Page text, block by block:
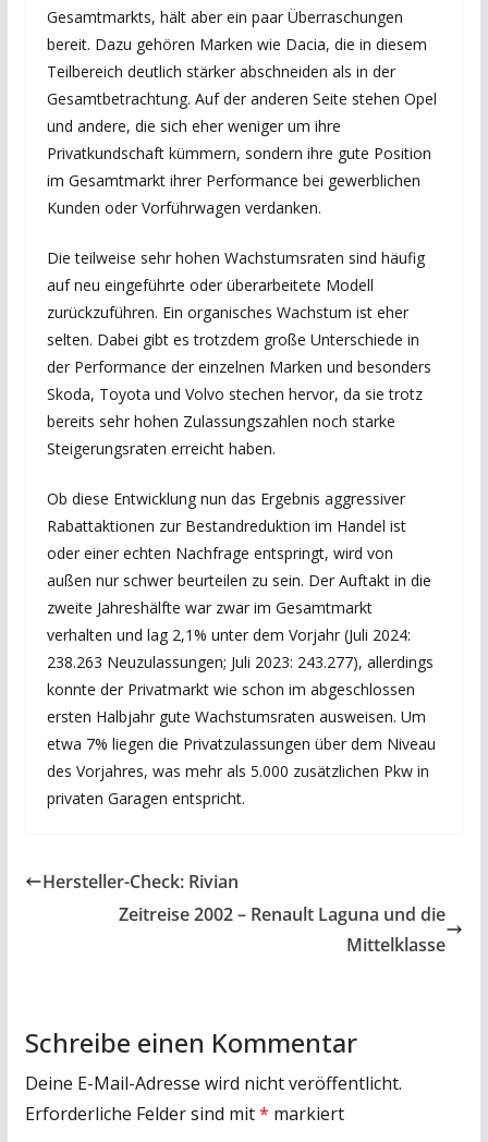
Gesamtmarkts, hält aber ein paar Überraschungen
bereit. Dazu gehören Marken wie Dacia, die in diesem
Teilbereich deutlich stärker abschneiden als in der
Gesamtbetrachtung. Auf der anderen Seite stehen Opel
und andere, die sich eher weniger um ihre
Privatkundschaft kümmern, sondern ihre gute Position
im Gesamtmarkt ihrer Performance bei gewerblichen
Kunden oder Vorführwagen verdanken.
Die teilweise sehr hohen Wachstumsraten sind häufig
auf neu eingeführte oder überarbeitete Modell
zurückzuführen. Ein organisches Wachstum ist eher
selten. Dabei gibt es trotzdem große Unterschiede in
der Performance der einzelnen Marken und besonders
Skoda, Toyota und Volvo stechen hervor, da sie trotz
bereits sehr hohen Zulassungszahlen noch starke
Steigerungsraten erreicht haben.
Ob diese Entwicklung nun das Ergebnis aggressiver
Rabattaktionen zur Bestandreduktion im Handel ist
oder einer echten Nachfrage entspringt, wird von
außen nur schwer beurteilen zu sein. Der Auftakt in die
zweite Jahreshälfte war zwar im Gesamtmarkt
verhalten und lag 2,1% unter dem Vorjahr (Juli 2024:
238.263 Neuzulassungen; Juli 2023: 243.277), allerdings
konnte der Privatmarkt wie schon im abgeschlossen
ersten Halbjahr gute Wachstumsraten ausweisen. Um
etwa 7% liegen die Privatzulassungen über dem Niveau
des Vorjahres, was mehr als 5.000 zusätzlichen Pkw in
privaten Garagen entspricht.
Hersteller-Check: Rivian
Zeitreise 2002 – Renault Laguna und die
Mittelklasse
Schreibe einen Kommentar
Deine E-Mail-Adresse wird nicht veröffentlicht.
Erforderliche Felder sind mit* markiert